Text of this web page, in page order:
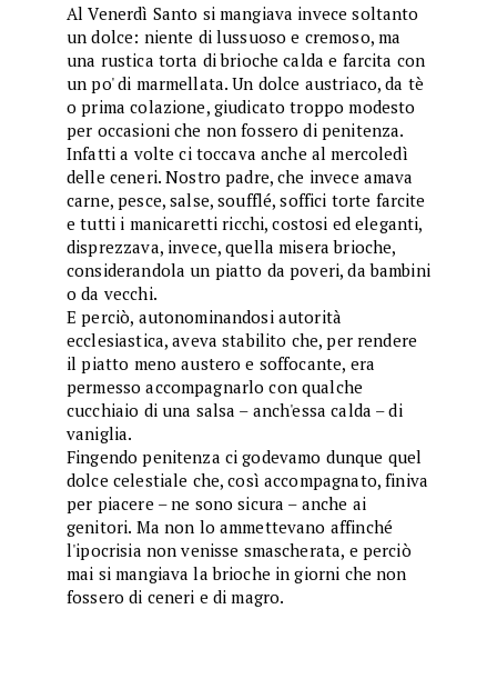
Al Venerdì Santo si mangiava invece soltanto
un dolce: niente di lussuoso e cremoso, ma
una rustica torta di brioche calda e farcita con
un po' di marmellata. Un dolce austriaco, da tè
o prima colazione, giudicato troppo modesto
per occasioni che non fossero di penitenza.
Infatti a volte ci toccava anche al mercoledì
delle ceneri. Nostro padre, che invece amava
carne, pesce, salse, soufflé, soffici torte farcite
e tutti i manicaretti ricchi, costosi ed eleganti,
disprezzava, invece, quella misera brioche,
considerandola un piatto da poveri, da bambini
o da vecchi.
E perciò, autonominandosi autorità
ecclesiastica, aveva stabilito che, per rendere
il piatto meno austero e soffocante, era
permesso accompagnarlo con qualche
cucchiaio di una salsa – anch'essa calda – di
vaniglia.
Fingendo penitenza ci godevamo dunque quel
dolce celestiale che, così accompagnato, finiva
per piacere – ne sono sicura – anche ai
genitori. Ma non lo ammettevano affinché
l'ipocrisia non venisse smascherata, e perciò
mai si mangiava la brioche in giorni che non
fossero di ceneri e di magro.